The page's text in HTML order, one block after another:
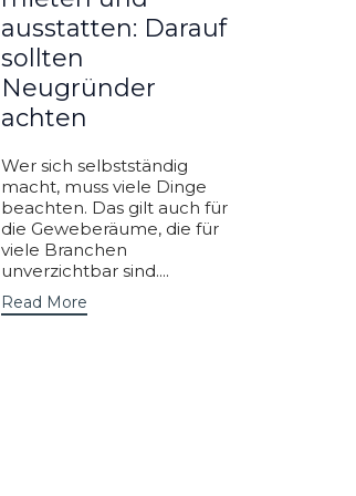
ausstatten: Darauf
sollten
Neugründer
achten
Wer sich selbstständig
macht, muss viele Dinge
beachten. Das gilt auch für
die Geweberäume, die für
viele Branchen
unverzichtbar sind....
Read More